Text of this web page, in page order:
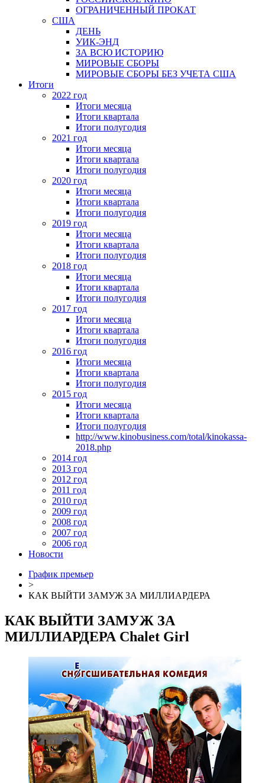
ОГРАНИЧЕННЫЙ ПРОКАТ
США
ДЕНЬ
УИК-ЭНД
ЗА ВСЮ ИСТОРИЮ
МИРОВЫЕ СБОРЫ
МИРОВЫЕ СБОРЫ БЕЗ УЧЕТА США
Итоги
2022 год
Итоги месяца
Итоги квартала
Итоги полугодия
2021 год
Итоги месяца
Итоги квартала
Итоги полугодия
2020 год
Итоги месяца
Итоги квартала
Итоги полугодия
2019 год
Итоги месяца
Итоги квартала
Итоги полугодия
2018 год
Итоги месяца
Итоги квартала
Итоги полугодия
2017 год
Итоги месяца
Итоги квартала
Итоги полугодия
2016 год
Итоги месяца
Итоги квартала
Итоги полугодия
2015 год
Итоги месяца
Итоги квартала
Итоги полугодия
http://www.kinobusiness.com/total/kinokassa-
2018.php
2014 год
2013 год
2012 год
2011 год
2010 год
2009 год
2008 год
2007 год
2006 год
Новости
График премьер
>
КАК ВЫЙТИ ЗАМУЖ ЗА МИЛЛИАРДЕРА
КАК ВЫЙТИ ЗАМУЖ ЗА
МИЛЛИАРДЕРА Chalet Girl